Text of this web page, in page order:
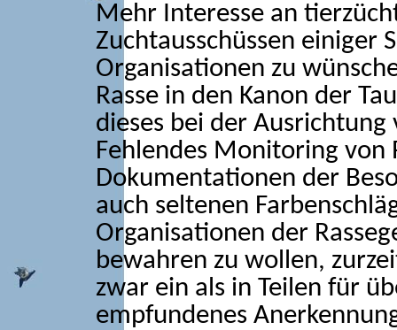
Mehr Interesse an
Zuchtausschüssen einiger
Organisationen zu
Rasse in den Kanon der
dieses bei der
Fehlendes Monitoring von
Dokumentationen der
auch seltenen
Organisationen der
bewahren zu wollen,
zwar ein als in Teilen für
empfundenes